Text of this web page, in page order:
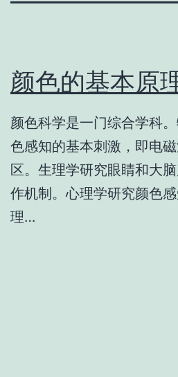
颜色的基本原
颜色科学是一门综合学科
色感知的基本刺激，即电
区。生理学研究眼睛和大
作机制。心理学研究颜色
理…